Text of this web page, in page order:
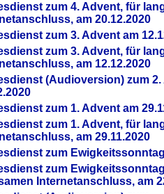
zum 4. Advent, für
am 20.12.2020
zum 3. Advent am
zum 3. Advent, für
am 12.12.2020
(Audioversion) zum 2.
zum 1. Advent am
zum 1. Advent, für
am 29.11.2020
zum
zum
Internetanschluss, am